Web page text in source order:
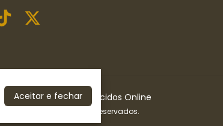
Aceitar e fechar
Tecidos | Loja de Tecidos Online
LTDA . Todos os direitos reservados.